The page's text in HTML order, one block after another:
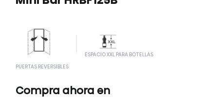
PUERTAS REVERSIBLES
ESPACIO XXL PARA BOTELLAS
Compra ahora en